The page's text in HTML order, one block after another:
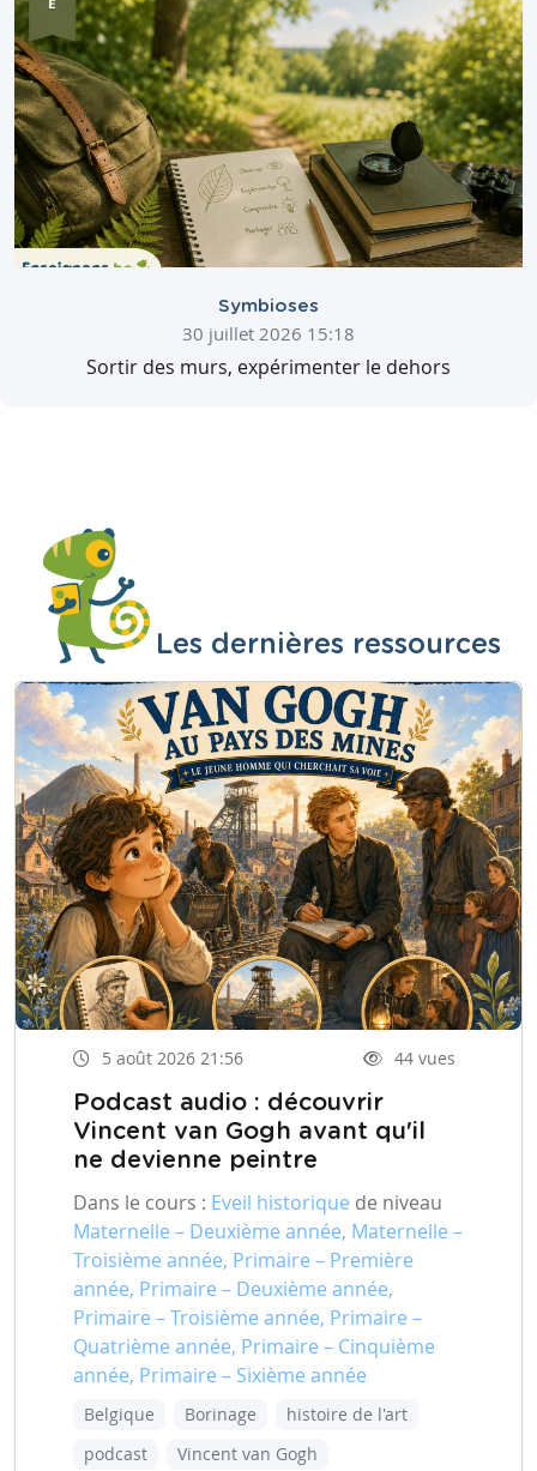
Symbioses
30 juillet 2026 15:18
Sortir des murs, expérimenter le dehors
Les dernières ressources
5 août 2026 21:56 44 vues
Podcast audio : découvrir
Vincent van Gogh avant qu'il
ne devienne peintre
Dans le cours : Eveil historique de niveau
Maternelle – Deuxième année, Maternelle –
Troisième année, Primaire – Première
année, Primaire – Deuxième année,
Primaire – Troisième année, Primaire –
Quatrième année, Primaire – Cinquième
année, Primaire – Sixième année
Belgique Borinage
histoire de l'art
podcast
Vincent van Gogh